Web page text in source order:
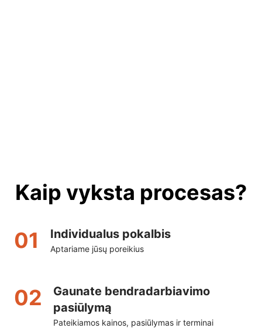
Kaip vyksta procesas?
01
Individualus pokalbis
Aptariame jūsų poreikius
02
Gaunate bendradarbiavimo
pasiūlymą
Pateikiamos kainos, pasiūlymas ir terminai